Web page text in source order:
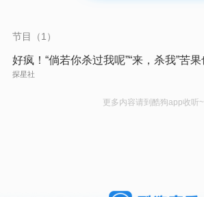
节目（1）
探星社
更多内容请到酷狗app收听~